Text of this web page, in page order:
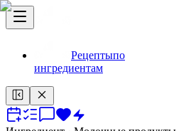
Рецептыпо
ингредиентам